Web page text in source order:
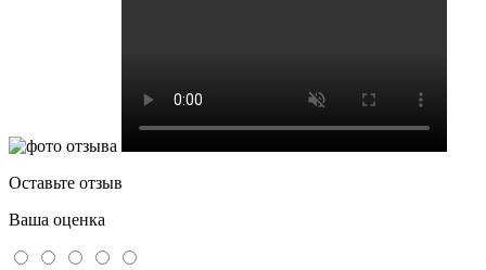
Оставьте отзыв
Ваша оценка